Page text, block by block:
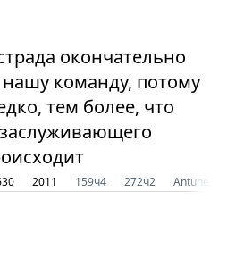
окончательно
команду, потому
тем более, что
2011 159ч4 272ч2 Antunes